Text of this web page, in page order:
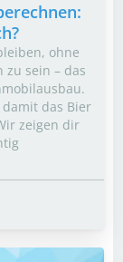
ohne
zu sein – das
das Bier
zeigen dir